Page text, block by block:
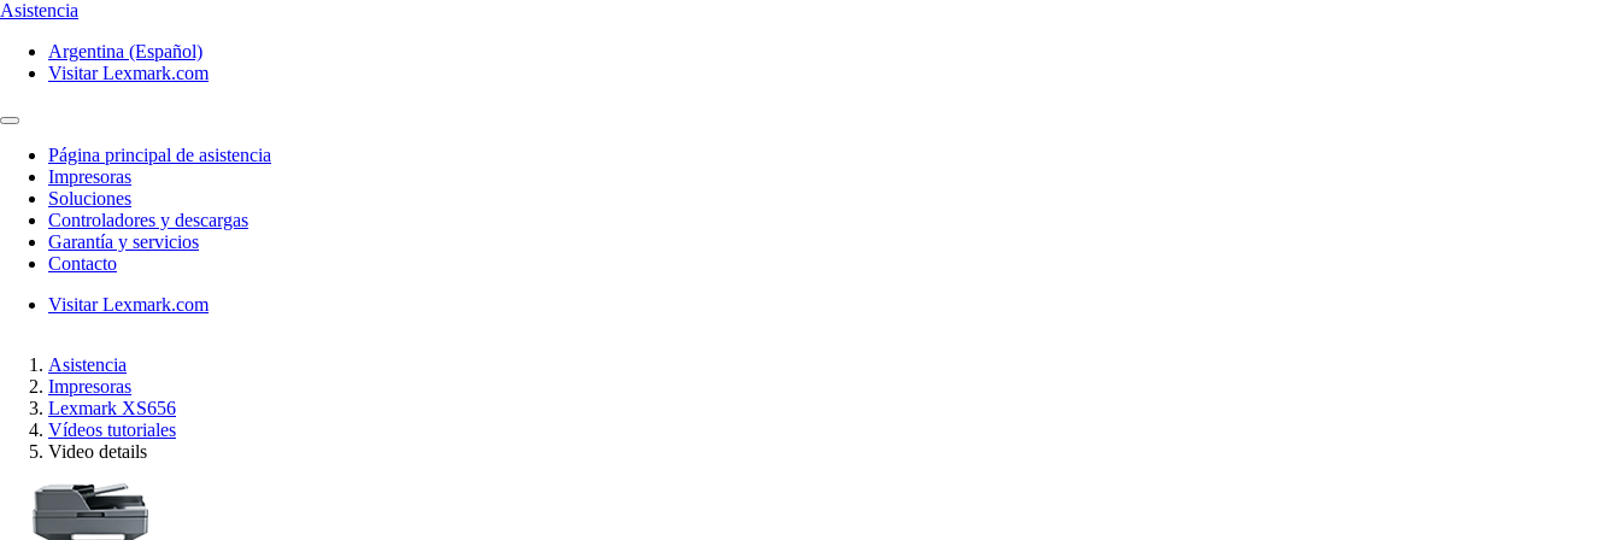
Asistencia
Argentina (Español)
Visitar Lexmark.com
Página principal de asistencia
Impresoras
Soluciones
Controladores y descargas
Garantía y servicios
Contacto
Visitar Lexmark.com
Asistencia
Impresoras
Lexmark XS656
Vídeos tutoriales
Video details